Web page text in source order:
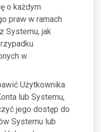
o każdym
praw w ramach
Systemu, jak
w
Użytkownika
lub Systemu,
jego dostęp do
Systemu lub